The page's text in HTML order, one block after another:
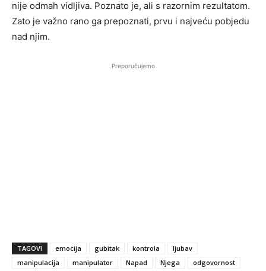
nije odmah vidljiva. Poznato je, ali s razornim rezultatom.
Zato je važno rano ga prepoznati, prvu i najveću pobjedu
nad njim.
Preporučujemo
TAGOVI emocija gubitak kontrola
ljubav
manipulacija
manipulator Napad Njega
odgovornost